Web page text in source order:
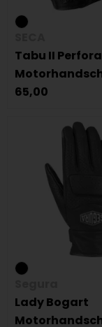
Tabu II
65,00
Lady Bogart